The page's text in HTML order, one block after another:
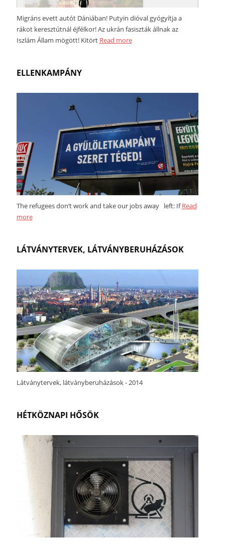
Migráns evett autót Dániában! Putyin dióval gyógyítja a
rákot keresztútnál éjfélkor! Az ukrán fasiszták állnak az
Iszlám Állam mögött! Kitört Read more
ELLENKAMPÁNY
The refugees don’t work and take our jobs away left: IfRead
more
LÁTVÁNYTERVEK, LÁTVÁNYBERUHÁZÁSOK
Látványtervek, látványberuházások - 2014
HÉTKÖZNAPI HŐSÖK